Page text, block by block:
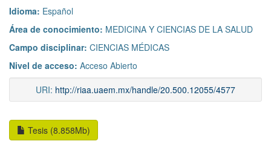
Idioma: Español
Área de conocimiento: MEDICINA Y CIENCIAS DE LA SALUD
Campo disciplinar: CIENCIAS MÉDICAS
Nivel de acceso: Acceso Abierto
URI: http://riaa.uaem.mx/handle/20.500.12055/4577
Tesis (8.858Mb)